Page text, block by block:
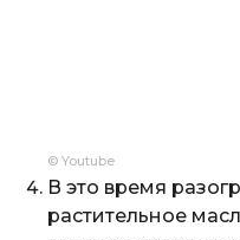
© Youtube
В это время
растительное